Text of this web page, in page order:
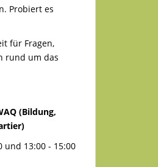
Probiert es
für Fragen,
rund um das
(Bildung,
und 13:00 - 15:00